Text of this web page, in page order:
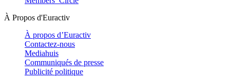
À Propos d'Euractiv
À propos d’Euractiv
Contactez-nous
Mediahuis
Communiqués de presse
Publicité politique